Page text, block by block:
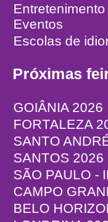
Entretenimento
Eventos
Escolas de
Próximas
GOIÂNIA 2026
FORTALEZA
SANTO
SANTOS 2026
SÃO PAULO -
CAMPO
BELO